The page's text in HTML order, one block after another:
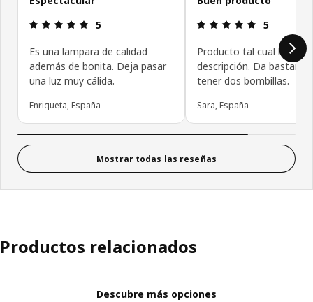
Reseña: 5 de 5 estrellas.
5
Es una lampara de calidad
además de bonita. Deja pasar
una luz muy cálida.
Enriqueta, España
Reseña: 5
5
Producto tal cual la
descripción. Da bastante
tener dos bombillas.
Sara, España
Mostrar todas las reseñas
Productos relacionados
Descubre más opciones